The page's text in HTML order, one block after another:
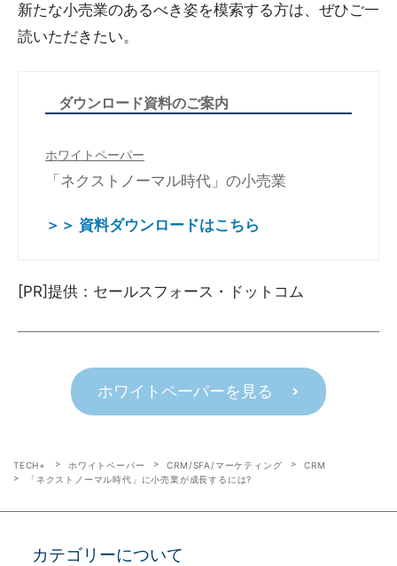
新たな小売業のあるべき姿を模索する方は、ぜひご一
読いただきたい。
ダウンロード資料のご案内
ホワイトペーパー
「ネクストノーマル時代」の小売業
＞＞ 資料ダウンロードはこちら
[PR]提供：セールスフォース・ドットコム
ホワイトペーパーを見る
TECH+ ホワイトペーパー CRM/SFA/マーケティング
CRM
「ネクストノーマル時代」に小売業が成長するには?
カテゴリーについて